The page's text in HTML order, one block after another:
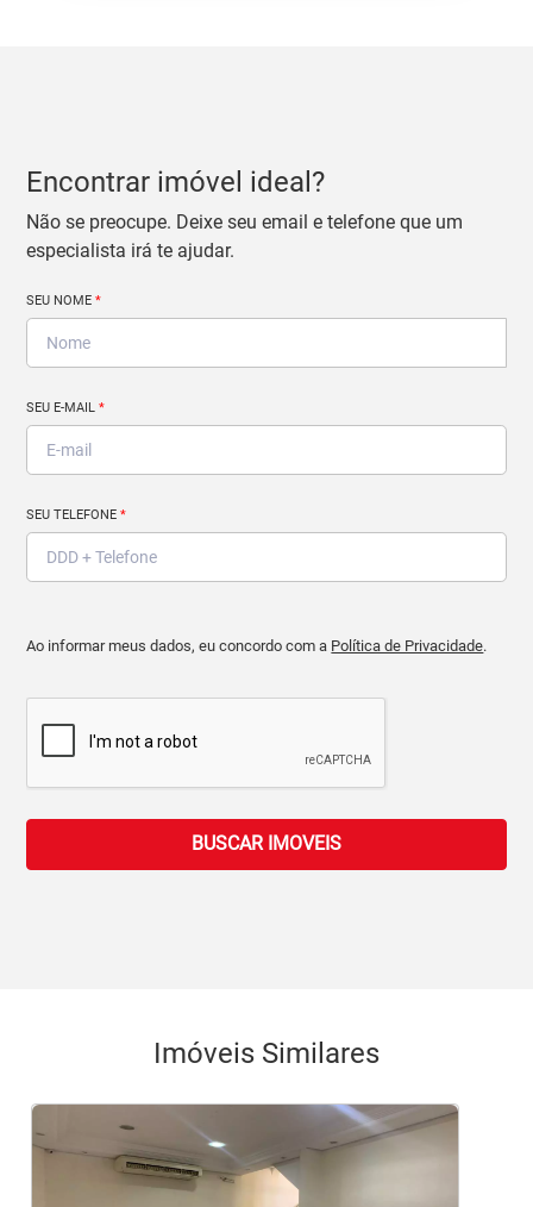
Encontrar imóvel ideal?
Não se preocupe. Deixe seu email e telefone que um
especialista irá te ajudar.
SEU NOME*
SEU E-MAIL*
SEU TELEFONE*
Ao informar meus dados, eu concordo com a Política de Privacidade.
BUSCAR IMOVEIS
Imóveis Similares